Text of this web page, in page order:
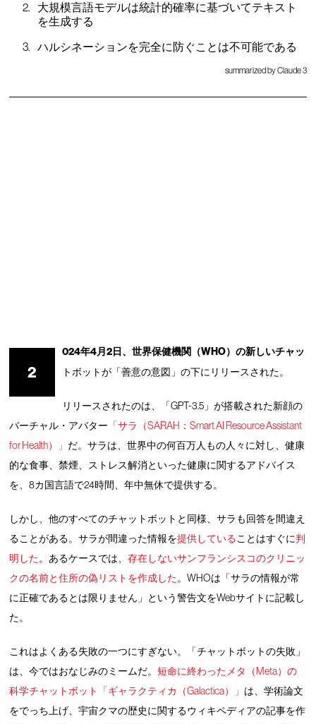
大規模言語モデルは統計的確率に基づいてテキスト
を生成する
ハルシネーションを完全に防ぐことは不可能である
summarized by Claude 3
2
024年4月2日、世界保健機関（WHO）の新しいチャッ
トボットが「善意の意図」の下にリリースされた。
リリースされたのは、「GPT-3.5」が搭載された新顔の
バーチャル・アバター 「サラ（SARAH：Smart AI Resource Assistant
for Health）」 だ。サラは、世界中の何百万人もの人々に対し、健康
的な食事、禁煙、ストレス解消といった健康に関するアドバイス
を、8カ国言語で24時間、年中無休で提供する。
しかし、他のすべてのチャットボットと同様、サラも回答を間違え
ることがある。サラが間違った情報を提供していることはすぐに判
明した。あるケースでは、存在しないサンフランシスコのクリニッ
クの名前と住所の偽リストを作成した。WHOは「サラの情報が常
に正確であるとは限りません」という警告文をWebサイトに記載し
た。
これはよくある失敗の一つにすぎない。「チャットボットの失敗」
は、今ではおなじみのミームだ。短命に終わったメタ（Meta）の
科学チャットボット「ギャラクティカ（Galactica）」 は、学術論文
をでっち上げ、宇宙クマの歴史に関するウィキペディアの記事を作